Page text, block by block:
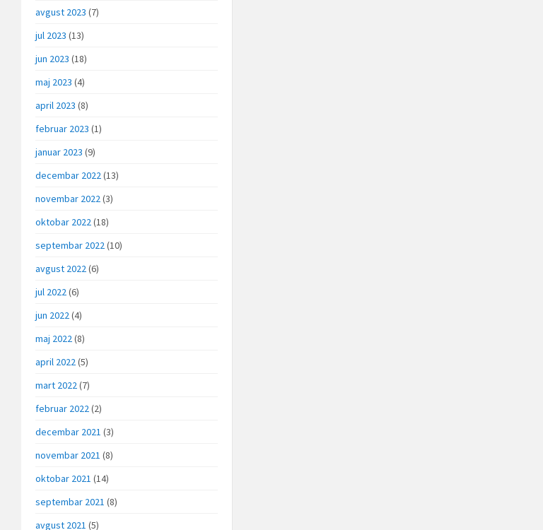
avgust 2023 (7)
jul 2023 (13)
jun 2023 (18)
maj 2023 (4)
april 2023 (8)
februar 2023 (1)
januar 2023 (9)
decembar 2022(13)
novembar 2022(3)
oktobar 2022(18)
septembar 2022(10)
avgust 2022(6)
jul 2022(6)
jun 2022(4)
maj 2022(8)
april 2022(5)
mart 2022(7)
februar 2022(2)
decembar 2021 (3)
novembar 2021 (8)
oktobar 2021 (14)
septembar 2021 (8)
avgust 2021 (5)